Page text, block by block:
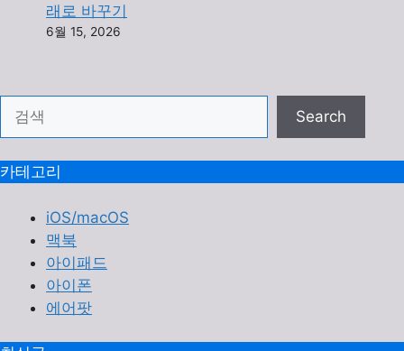
래로 바꾸기
6월 15, 2026
Search
카테고리
iOS/macOS
맥북
아이패드
아이폰
에어팟